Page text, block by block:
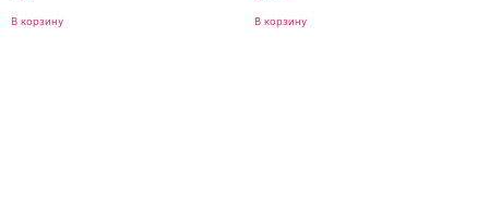
В корзину В корзину